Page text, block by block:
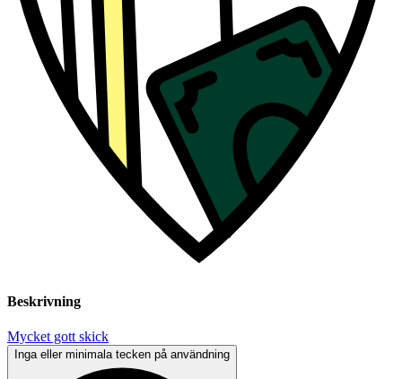
Beskrivning
Mycket gott skick
Inga eller minimala tecken på användning